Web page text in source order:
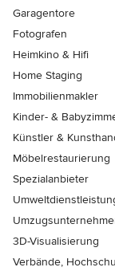
Garagentore
Fotografen
Heimkino & Hifi
Home Staging
Immobilienmakler
Kinder- &
Künstler &
Möbelrestaurierung
Spezialanbieter
3D-Visualisierung
Verbände,